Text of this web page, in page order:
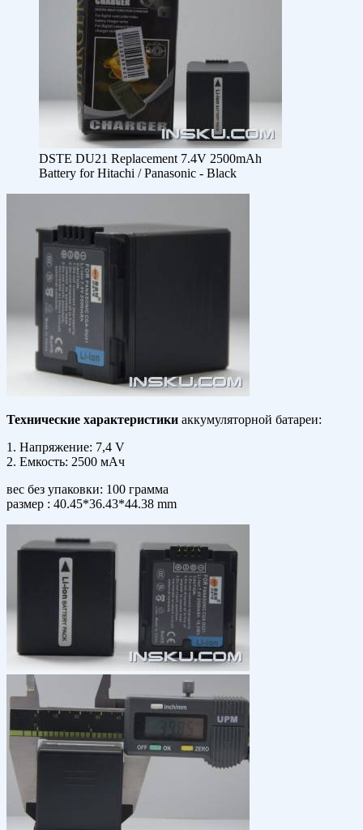
DSTE DU21 Replacement 7.4V 2500mAh
Battery for Hitachi / Panasonic - Black
Технические характеристики аккумуляторной батареи:
1. Напряжение: 7,4 V
2. Емкость: 2500 мАч
вес без упаковки: 100 грамма
размер : 40.45*36.43*44.38 mm